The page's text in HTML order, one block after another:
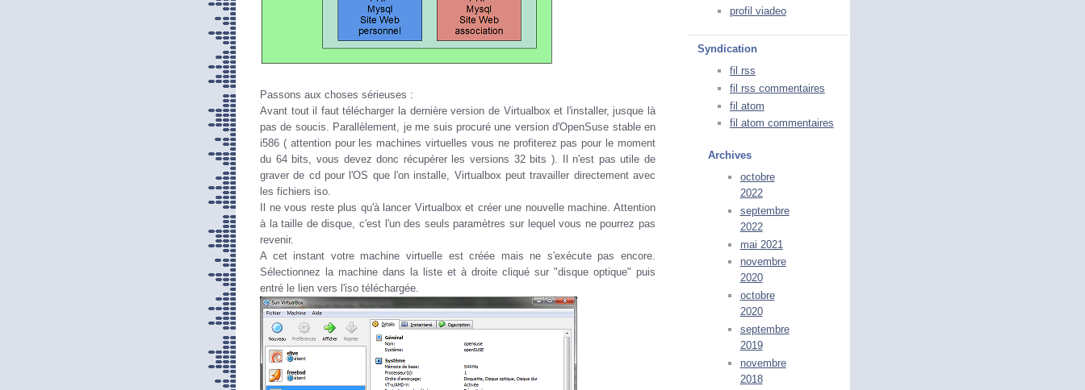
profil viadeo
Syndication
fil rss
fil rss commentaires
fil atom
fil atom commentaires
Archives
octobre
2022
septembre
2022
mai 2021
novembre
2020
octobre
2020
septembre
2019
novembre
2018
Passons aux choses sérieuses :
Avant tout il faut télécharger la dernière version de Virtualbox et l'installer, jusque là
pas de soucis. Parallèlement, je me suis procuré une version d'OpenSuse stable en
i586 ( attention pour les machines virtuelles vous ne profiterez pas pour le moment
du 64 bits, vous devez donc récupérer les versions 32 bits ). Il n'est pas utile de
graver de cd pour l'OS que l'on installe, Virtualbox peut travailler directement avec
les fichiers iso.
Il ne vous reste plus qu'à lancer Virtualbox et créer une nouvelle machine. Attention
à la taille de disque, c'est l'un des seuls paramètres sur lequel vous ne pourrez pas
revenir.
A cet instant votre machine virtuelle est créée mais ne s'exécute pas encore.
Sélectionnez la machine dans la liste et à droite cliqué sur "disque optique" puis
entré le lien vers l'iso téléchargée.